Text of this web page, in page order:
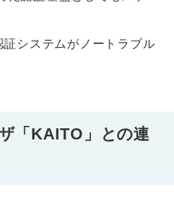
システムがノートラブル
「KAITO」との連